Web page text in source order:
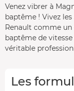
Venez vibrer à
baptême ! Vivez
Renault comme
baptême de
véritable
Les